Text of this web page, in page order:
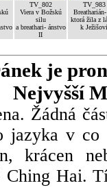
TV_802
Viera v Božskú
silu
a breathari- ánstvo
II
TV_983
ktorá žila z
k Ježišovi
je
Nejvyšší
Žádná
jazyka v
krácen
Hai.